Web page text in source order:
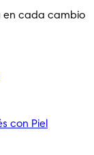
en cada cambio
con Piel